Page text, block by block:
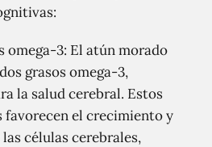
omega-3: El atún morado
grasos omega-3,
la salud cerebral. Estos
favorecen el crecimiento y
células cerebrales,